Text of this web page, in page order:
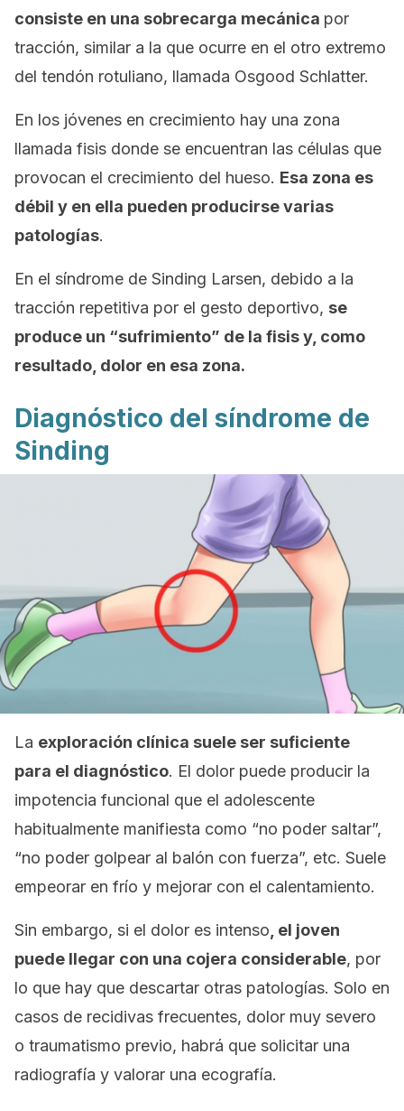
consiste en una sobrecarga mecánica por
tracción, similar a la que ocurre en el otro extremo
del tendón rotuliano, llamada Osgood Schlatter.
En los jóvenes en crecimiento hay una zona
llamada fisis donde se encuentran las células que
provocan el crecimiento del hueso. Esa zona es
débil y en ella pueden producirse varias
patologías.
En el síndrome de Sinding Larsen, debido a la
tracción repetitiva por el gesto deportivo, se
produce un “sufrimiento” de la fisis y, como
resultado, dolor en esa zona.
Diagnóstico del síndrome de
Sinding
La exploración clínica suele ser suficiente
para el diagnóstico. El dolor puede producir la
impotencia funcional que el adolescente
habitualmente manifiesta como “no poder saltar”,
“no poder golpear al balón con fuerza”, etc. Suele
empeorar en frío y mejorar con el calentamiento.
Sin embargo, si el dolor es intenso , el joven
puede llegar con una cojera considerable, por
lo que hay que descartar otras patologías. Solo en
casos de recidivas frecuentes, dolor muy severo
o traumatismo previo, habrá que solicitar una
radiografía y valorar una ecografía.